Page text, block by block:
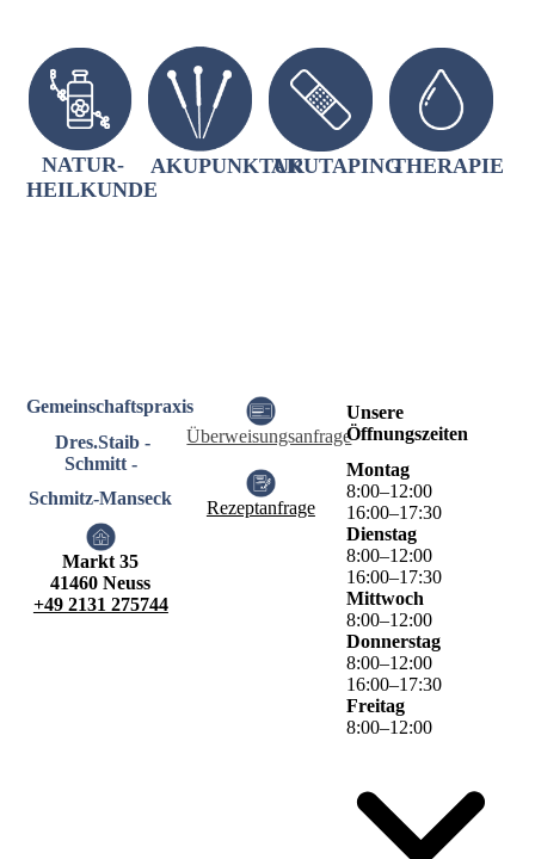
NATUR­
HEILKUNDE
AKUPUNKTURAKUTAPINGTHERAPIE
Gemeinschaftspraxis
Dres.Staib -
Schmitt -
Schmitz-Manseck
Markt 35
41460 Neuss
+49 2131 275744
Überweisungsanfrage
Rezeptanfrage
Unsere
Öffnungszeiten
Montag
8:00–12:00
16:00–17:30
Dienstag
8:00–12:00
16:00–17:30
Mittwoch
8:00–12:00
Donnerstag
8:00–12:00
16:00–17:30
Freitag
8:00–12:00